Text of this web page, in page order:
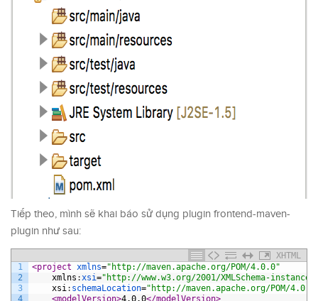
Tiếp theo, mình sẽ khai báo sử dụng plugin frontend-maven-
plugin như sau:
XHTML
1
2
3
4
<project xmlns="http://maven.apache.org/POM/4.0.0"
xmlns : xsi="http://www.w3.org/2001/XMLSchema-instance"
xsi : schemaLocation="http://maven.apache.org/POM/
<modelVersion>4.0.0</modelVersion>